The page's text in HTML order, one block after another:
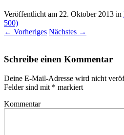
Veröffentlicht am 22. Oktober 2013 in
500)
← Vorheriges Nächstes →
Schreibe einen Kommentar
Deine E-Mail-Adresse wird nicht
Felder sind mit * markiert
Kommentar